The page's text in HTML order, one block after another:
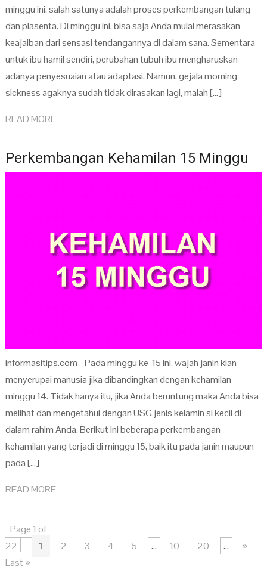
minggu ini, salah satunya adalah proses perkembangan tulang
dan plasenta. Di minggu ini, bisa saja Anda mulai merasakan
keajaiban dari sensasi tendangannya di dalam sana. Sementara
untuk ibu hamil sendiri, perubahan tubuh ibu mengharuskan
adanya penyesuaian atau adaptasi. Namun, gejala morning
sickness agaknya sudah tidak dirasakan lagi, malah […]
READ MORE
Perkembangan Kehamilan 15 Minggu
informasitips.com - Pada minggu ke-15 ini, wajah janin kian
menyerupai manusia jika dibandingkan dengan kehamilan
minggu 14. Tidak hanya itu, jika Anda beruntung maka Anda bisa
melihat dan mengetahui dengan USG jenis kelamin si kecil di
dalam rahim Anda. Berikut ini beberapa perkembangan
kehamilan yang terjadi di minggu 15, baik itu pada janin maupun
pada […]
READ MORE
Page 1 of
22
1 2 3 4 5 ... 10 20 ...
»
Last »